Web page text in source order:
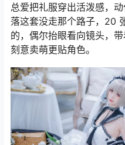
总爱把礼服穿出活泼感，
落这套没走那个路子，20
的，偶尔抬眼看向镜头，
刻意卖萌更贴角色。